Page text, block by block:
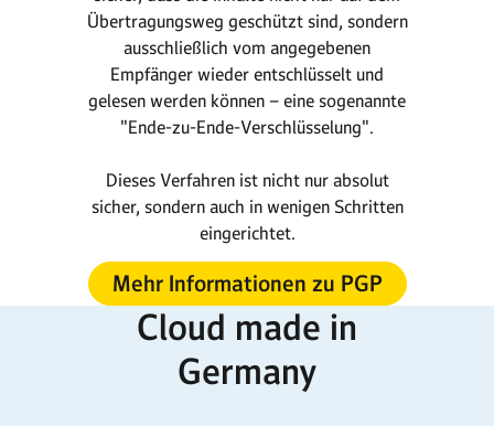
Übertragungs­weg geschützt sind, sondern
ausschließlich vom angegebenen
Empfänger wieder ent­schlüsselt und
gelesen werden können – eine sogenannte
"Ende-zu-Ende-Verschlüsselung".
Dieses Verfahren ist nicht nur absolut
sicher, sondern auch in wenigen Schritten
eingerichtet.
Mehr Informationen zu PGP
Cloud made in
Germany